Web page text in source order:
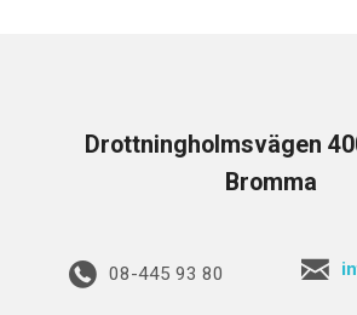
Drottningholmsvägen
Bromma
08-445 93 80